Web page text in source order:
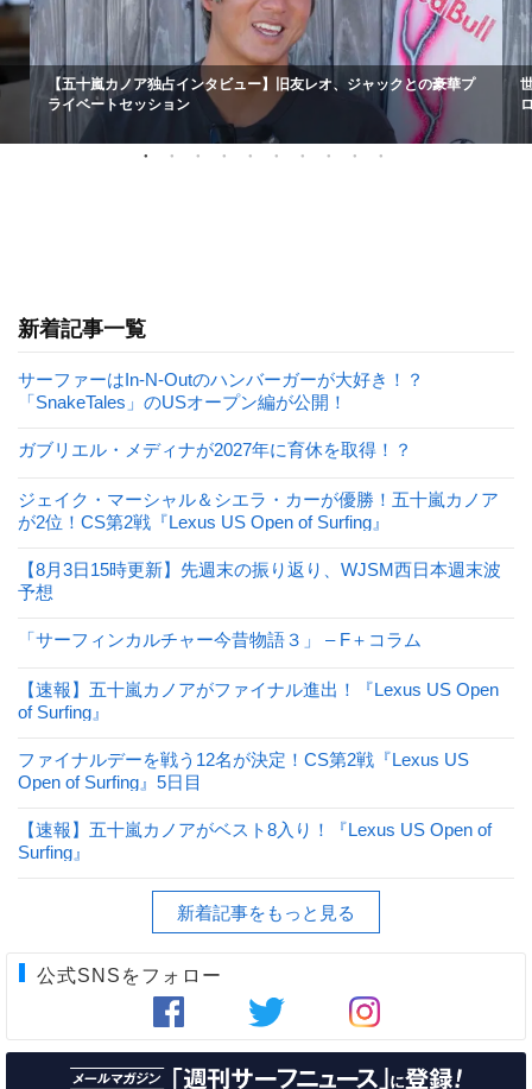
【五十嵐カノア独占インタビュー】旧友レオ、ジャックとの豪華プ
ライベートセッション
新着記事一覧
サーファーはIn-N-Outのハンバーガーが大好き！？
「SnakeTales」のUSオープン編が公開！
ガブリエル・メディナが2027年に育休を取得！？
ジェイク・マーシャル＆シエラ・カーが優勝！五十嵐カノア
が2位！CS第2戦『Lexus US Open of Surfing』
【8月3日15時更新】先週末の振り返り、WJSM西日本週末波
予想
「サーフィンカルチャー今昔物語３」 – F＋コラム
【速報】五十嵐カノアがファイナル進出！『Lexus US Open
of Surfing』
ファイナルデーを戦う12名が決定！CS第2戦『Lexus US
Open of Surfing』5日目
【速報】五十嵐カノアがベスト8入り！『Lexus US Open of
Surfing』
新着記事をもっと見る
公式SNSをフォロー